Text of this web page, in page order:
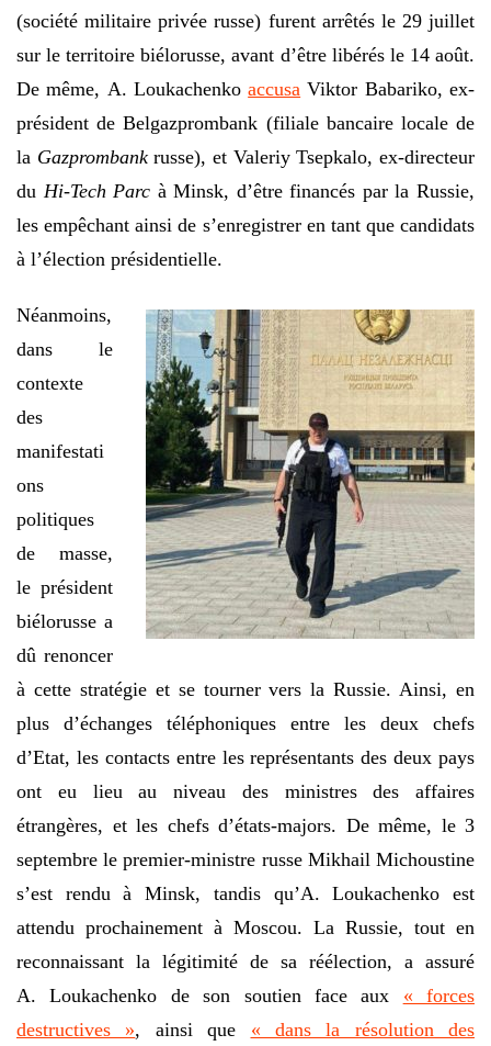
(société militaire privée russe) furent arrêtés le 29 juillet
sur le territoire biélorusse, avant d’être libérés le 14 août.
De même, A. Loukachenkoaccusa Viktor Babariko, ex-
président de Belgazprombank (filiale bancaire locale de
la Gazprombankrusse), et Valeriy Tsepkalo, ex-directeur
du Hi-Tech Parc à Minsk, d’être financés par la Russie,
les empêchant ainsi de s’enregistrer en tant que candidats
à l’élection présidentielle.
Néanmoins,
dans le
contexte
des
manifestati
ons
politiques
de masse,
le président
biélorusse a
dû renoncer
à cette stratégie et se tourner vers la Russie. Ainsi, en
plus d’échanges téléphoniques entre les deux chefs
d’Etat, les contacts entre les représentants des deux pays
ont eu lieu au niveau des ministres des affaires
étrangères, et les chefs d’états-majors. De même, le 3
septembre le premier-ministre russe Mikhail Michoustine
s’est rendu à Minsk, tandis qu’A. Loukachenko est
attendu prochainement à Moscou. La Russie, tout en
reconnaissant la légitimité de sa réélection, a assuré
A. Loukachenko de son soutien face aux « forces
destructives », ainsi que « dans la résolution des